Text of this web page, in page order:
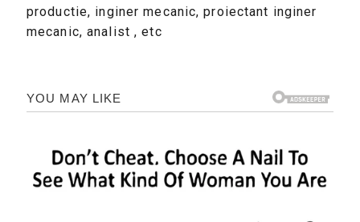
productie, inginer mecanic, proiectant inginer
mecanic, analist , etc